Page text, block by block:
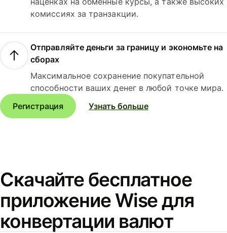
комиссиях за транзакции.
Отправляйте деньги за границу и экономьте на
сборах
Максимальное сохранение покупательной
способности ваших денег в любой точке мира.
Регистрация
Узнать больше
Скачайте бесплатное
приложение Wise для
конвертации валют